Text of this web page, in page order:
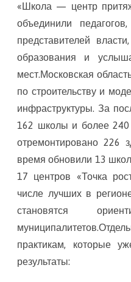
«Школа — центр
объединили
представителей
образования и
мест.Московская
по строительству и
инфраструктуры. За
162 школы и более 240
отремонтировано 226
время обновили 13
17 центров «Точка
числе лучших в
становятся
практикам, которые
результаты: